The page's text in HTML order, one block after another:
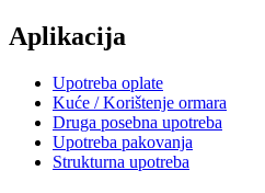
Aplikacija
Upotreba oplate
Kuće / Korištenje ormara
Druga posebna upotreba
Upotreba pakovanja
Strukturna upotreba